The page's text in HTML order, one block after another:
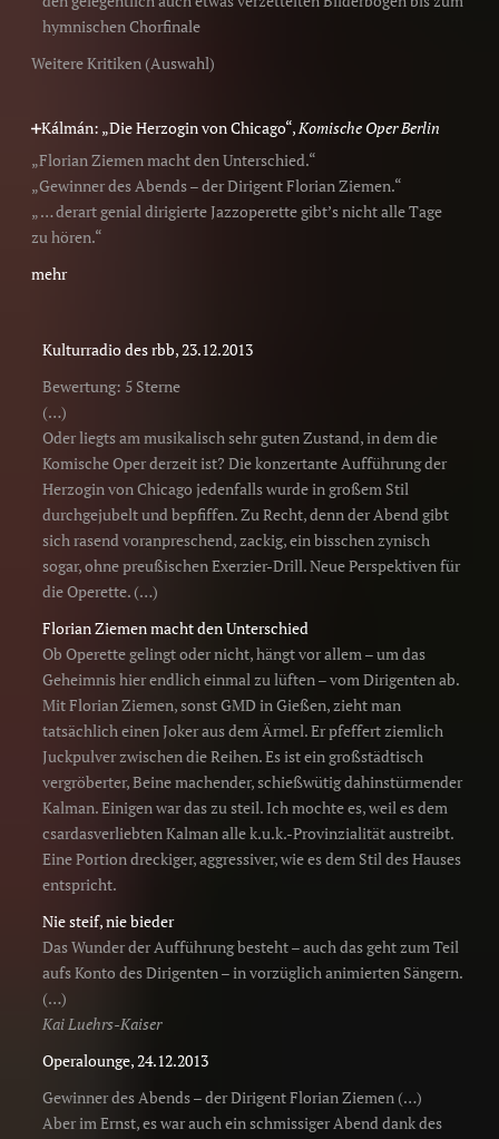
hymnischen Chorfinale
Weitere Kritiken (Auswahl)
Kálmán: „Die Herzogin von Chicago“,Komische Oper Berlin
„Florian Ziemen macht den Unterschied.“
„Gewinner des Abends – der Dirigent Florian Ziemen.“
„ … derart genial dirigierte Jazzoperette gibt’s nicht alle Tage
zu hören.“
mehr
Kulturradio des rbb, 23.12.2013
Bewertung: 5 Sterne
(…)
Oder liegts am musikalisch sehr guten Zustand, in dem die
Komische Oper derzeit ist? Die konzertante Aufführung der
Herzogin von Chicago jedenfalls wurde in großem Stil
durchgejubelt und bepfiffen. Zu Recht, denn der Abend gibt
sich rasend voranpreschend, zackig, ein bisschen zynisch
sogar, ohne preußischen Exerzier-Drill. Neue Perspektiven für
die Operette. (…)
Florian Ziemen macht den Unterschied
Ob Operette gelingt oder nicht, hängt vor allem – um das
Geheimnis hier endlich einmal zu lüften – vom Dirigenten ab.
Mit Florian Ziemen, sonst GMD in Gießen, zieht man
tatsächlich einen Joker aus dem Ärmel. Er pfeffert ziemlich
Juckpulver zwischen die Reihen. Es ist ein großstädtisch
vergröberter, Beine machender, schießwütig dahinstürmender
Kalman. Einigen war das zu steil. Ich mochte es, weil es dem
csardasverliebten Kalman alle k.u.k.-Provinzialität austreibt.
Eine Portion dreckiger, aggressiver, wie es dem Stil des Hauses
entspricht.
Nie steif, nie bieder
Das Wunder der Aufführung besteht – auch das geht zum Teil
aufs Konto des Dirigenten – in vorzüglich animierten Sängern.
(…)
Kai Luehrs-Kaiser
Operalounge, 24.12.2013
Gewinner des Abends – der Dirigent Florian Ziemen (…)
Aber im Ernst, es war auch ein schmissiger Abend dank des